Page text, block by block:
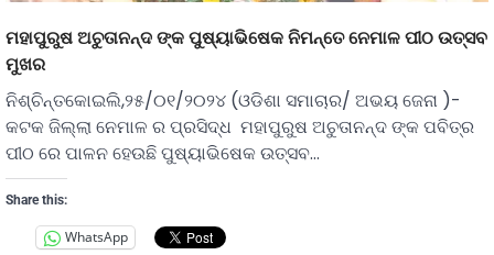
ମହାପୁରୁଷ ଅଚୁତାନନ୍ଦ ଙ୍କ ପୁଷ୍ୟାଭିଷେକ ନିମନ୍ତେ ନେମାଳ ପୀଠ ଉତ୍ସବ
ମୁଖର
ନିଶ୍ଚିନ୍ତକୋଇଲି,୨୫/୦୧/୨୦୨୪ (ଓଡିଶା ସମାଚାର/ ଅଭୟ ଜେନା )-
କଟକ ଜିଲ୍ଲା ନେମାଳ ର ପ୍ରସିଦ୍ଧ ମହାପୁରୁଷ ଅଚୁତାନନ୍ଦ ଙ୍କ ପବିତ୍ର
ପୀଠ ରେ ପାଳନ ହେଉଛି ପୁଷ୍ୟାଭିଷେକ ଉତ୍ସବ…
Share this:
WhatsApp